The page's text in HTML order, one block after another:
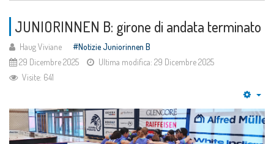
JUNIORINNEN B: girone di andata terminato
Haug Viviane
Notizie Juniorinnen B
29 Dicembre 2025
Ultima modifica: 29 Dicembre 2025
Visite: 641